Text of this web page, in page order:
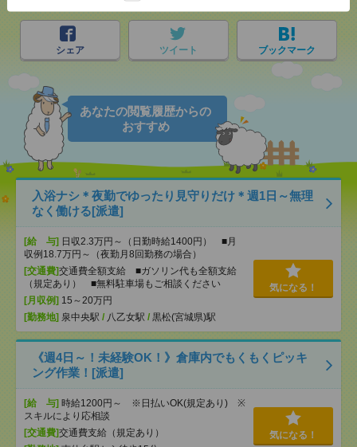
シェア ツイート ブックマーク
あなたの閲覧履歴からの
おすすめ
入浴ナシ＊夜勤でゆったり見守りだけ＊週1日～無理
なく働ける[派遣]
[給 与] 日収2.3万円～（日勤時給1400円） ■月
収例18.7万円～（夜勤月8回勤務の場合）
[交通費]交通費全額支給 ■ガソリン代も全額支給
（規定あり） ■無料駐車場もご相談ください
[月収例] 15～20万円
[勤務地] 泉中央駅 / 八乙女駅 / 黒松(宮城県)駅
気になる！
《週4日～！未経験OK！》倉庫内でもくもくピッキ
ング作業！[派遣]
[給 与] 時給1200円～ ※日払いOK(規定あり) ※
スキルにより応相談
[交通費]交通費支給（規定あり）
気になる！